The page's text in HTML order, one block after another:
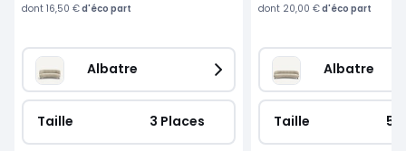
dont 16,50 €d'éco part
Albatre
Taille 3 Places
dont 20,00 €d'éco part
Albatre
Taille 5